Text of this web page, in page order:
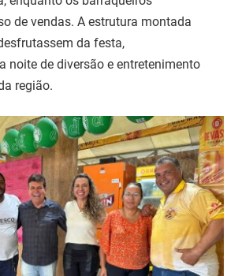
de vendas. A estrutura montada
da festa,
noite de diversão e entretenimento
região.